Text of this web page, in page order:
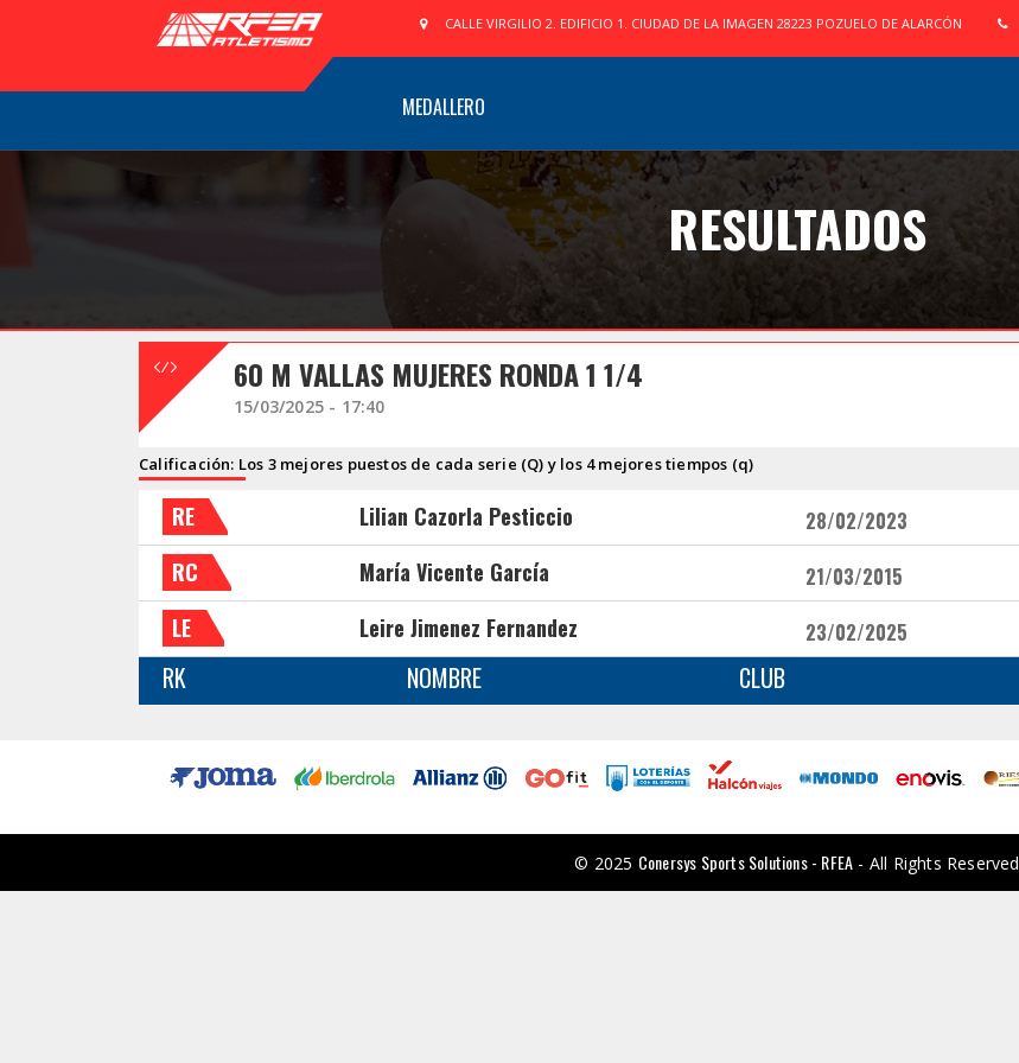
CALLE VIRGILIO 2. EDIFICIO 1. CIUDAD DE LA IMAGEN 28223 POZUELO DE ALARCÓN
MEDALLERO
RESULTADOS
60 M VALLAS MUJERES RONDA 1 1/4
15/03/2025 - 17:40
Calificación: Los 3 mejores puestos de cada serie (Q) y los 4 mejores tiempos (q)
RE Lilian Cazorla Pesticcio 28/02/2023
RC María Vicente García 21/03/2015
LE Leire Jimenez Fernandez 23/02/2025
RK NOMBRE CLUB
© 2025 Conersys Sports Solutions - RFEA - All Rights Reserved